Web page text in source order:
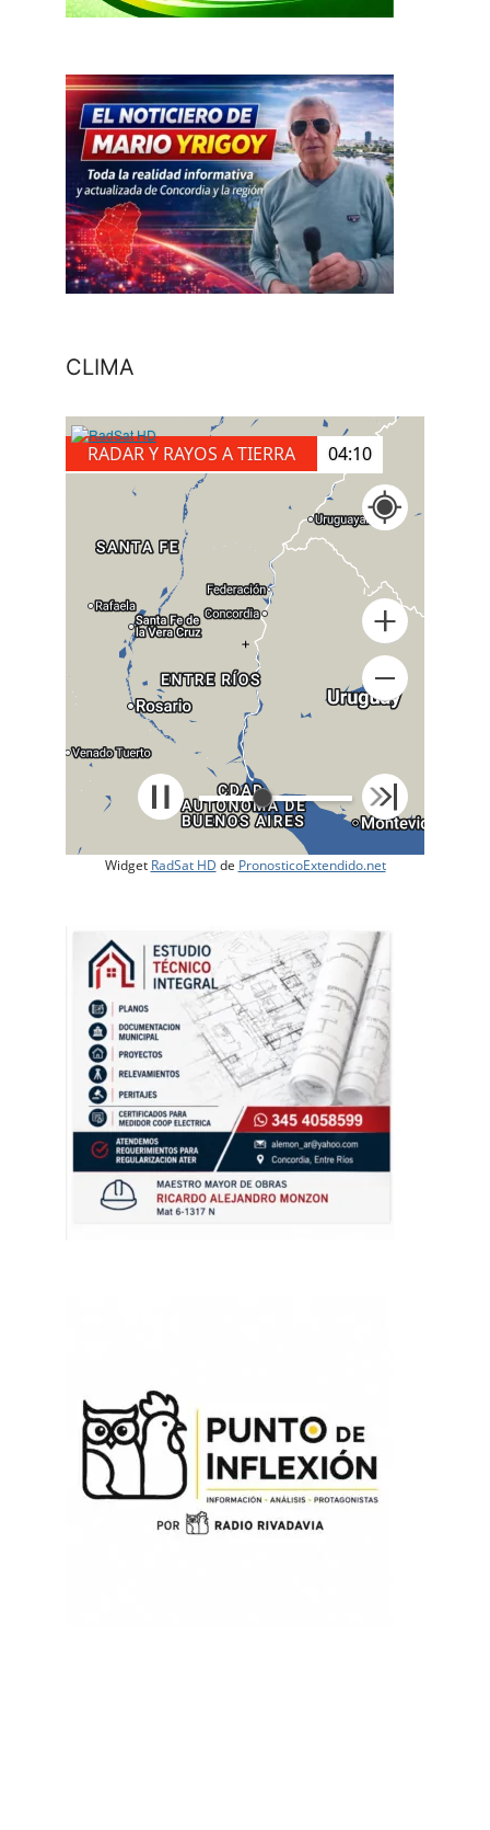
CLIMA
RADAR Y RAYOS A TIERRA 04:20
+
Widget RadSat HD de PronosticoExtendido.net